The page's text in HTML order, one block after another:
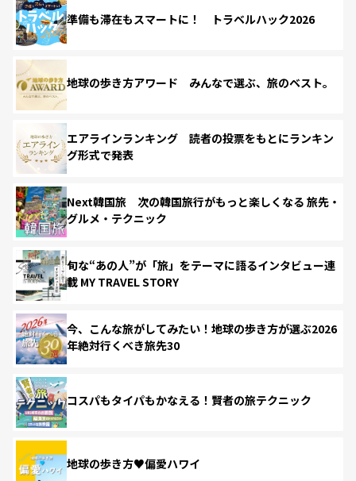
準備も滞在もスマートに！ トラベルハック2026
地球の歩き方アワード みんなで選ぶ、旅のベスト。
エアラインランキング 読者の投票をもとにランキン
グ形式で発表
Next韓国旅 次の韓国旅行がもっと楽しくなる 旅先・
グルメ・テクニック
旬な“あの人”が「旅」をテーマに語るインタビュー連
載 MY TRAVEL STORY
今、こんな旅がしてみたい！地球の歩き方が選ぶ2026
年絶対行くべき旅先30
コスパもタイパもかなえる！賢者の旅テクニック
地球の歩き方♥偏愛ハワイ